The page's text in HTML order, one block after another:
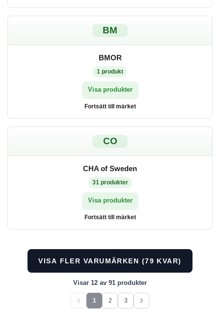
BM
BMOR
1 produkt
Visa produkter
Fortsätt till märket
CO
CHA of Sweden
31 produkter
Visa produkter
Fortsätt till märket
VISA FLER VARUMÄRKEN (79 KVAR)
Visar 12 av 91 produkter
Föregående sida
1 2
3
Nästa sida